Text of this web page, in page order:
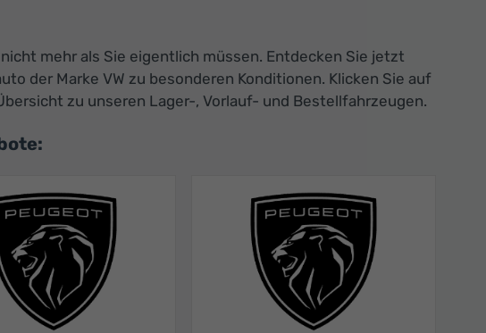
mehr als Sie eigentlich müssen. Entdecken Sie jetzt
der Marke VW zu besonderen Konditionen. Klicken Sie auf
zu unseren Lager-, Vorlauf- und Bestellfahrzeugen.